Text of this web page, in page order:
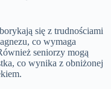
się z trudnościami
co wymaga
seniorzy mogą
co wynika z obniżonej